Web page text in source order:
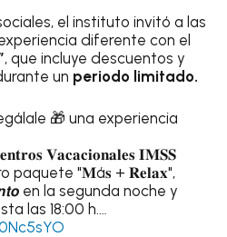
el instituto invitó a las
diferente con el
, que incluye descuentos y
un periodo limitado.
🎁 una experiencia
𝐕𝐚𝐜𝐚𝐜𝐢𝐨𝐧𝐚𝐥𝐞𝐬 𝐈𝐌𝐒𝐒
paquete "𝐌á𝐬 + 𝐑𝐞𝐥𝐚𝐱",
en la segunda noche y
las 18:00 h.…